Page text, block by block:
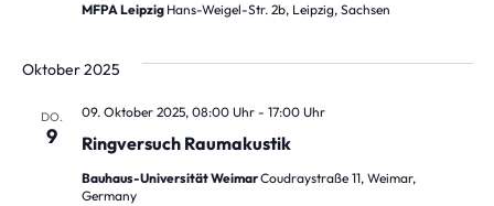
MFPA Leipzig Hans-Weigel-Str. 2b, Leipzig, Sachsen
Oktober 2025
DO.
9 Ringversuch Raumakustik
09. Oktober 2025, 08:00 Uhr- 17:00 Uhr
Bauhaus-Universität WeimarCoudraystraße 11, Weimar,
Germany